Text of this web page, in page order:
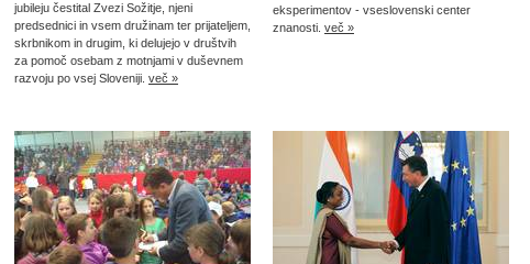
jubileju čestital Zvezi Sožitje, njeni
predsednici in vsem družinam ter prijateljem,
skrbnikom in drugim, ki delujejo v društvih
za pomoč osebam z motnjami v duševnem
razvoju po vsej Sloveniji. več »
eksperimentov - vseslovenski center
znanosti. več »